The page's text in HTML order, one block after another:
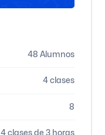
48 Alumnos
4 clases
8
4 clases de 3 horas